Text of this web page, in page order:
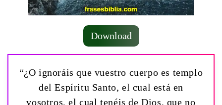
Download
“¿O ignoráis que vuestro cuerpo es templo
del Espíritu Santo, el cual está en
vosotros, el cual tenéis de Dios, que no